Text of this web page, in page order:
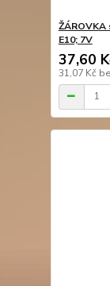
E10; 7V
37,60
31,07 Kč